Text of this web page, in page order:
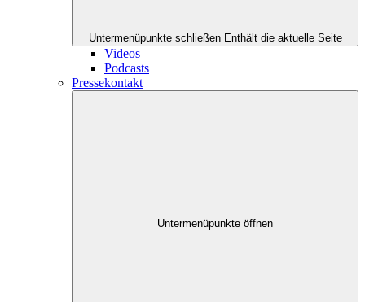
Untermenüpunkte schließen Enthält die aktuelle Seite
Videos
Podcasts
Pressekontakt
Untermenüpunkte öffnen